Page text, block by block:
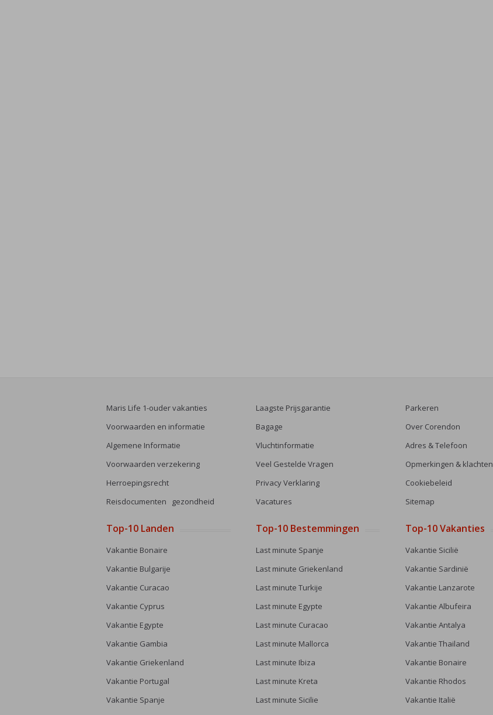
Maris Life 1-ouder vakanties
Voorwaarden en informatie
Algemene Informatie
Voorwaarden verzekering
Herroepingsrecht
Reisdocumenten gezondheid
Laagste Prijsgarantie
Bagage
Vluchtinformatie
Veel Gestelde Vragen
Privacy Verklaring
Vacatures
Parkeren
Over Corendon
Adres & Telefoon
Opmerkingen & klachten
Cookiebeleid
Sitemap
Top-10 Landen
Vakantie Bonaire
Vakantie Bulgarije
Vakantie Curacao
Vakantie Cyprus
Vakantie Egypte
Vakantie Gambia
Vakantie Griekenland
Vakantie Portugal
Vakantie Spanje
Top-10 Bestemmingen
Last minute Spanje
Last minute Griekenland
Last minute Turkije
Last minute Egypte
Last minute Curacao
Last minute Mallorca
Last minute Ibiza
Last minute Kreta
Last minute Sicilie
Top-10 Vakanties
Vakantie Sicilië
Vakantie Sardinië
Vakantie Lanzarote
Vakantie Albufeira
Vakantie Antalya
Vakantie Thailand
Vakantie Bonaire
Vakantie Rhodos
Vakantie Italië